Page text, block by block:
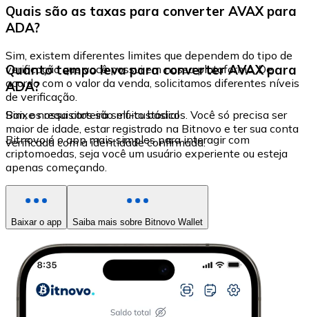
Quais são as taxas para converter AVAX para
ADA?
Sim, existem diferentes limites que dependem do tipo de
verificação que você possui em nossa plataforma. De
acordo com o valor da venda, solicitamos diferentes níveis
de verificação.
Quanto tempo leva para converter AVAX para
ADA?
Sim, os requisitos são muito básicos. Você só precisa ser
maior de idade, estar registrado na Bitnovo e ter sua conta
verificada com a identidade confirmada.
Baixe nossa carteira self-custodial
Bitnovo é o app mais simples para interagir com
criptomoedas, seja você um usuário experiente ou esteja
apenas começando.
Baixar o app Saiba mais sobre Bitnovo Wallet